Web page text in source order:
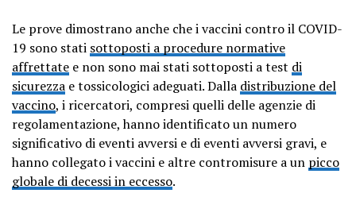
Le prove dimostrano anche che i vaccini contro il COVID-
19 sono stati sottoposti a procedure normative
affrettate e non sono mai stati sottoposti a test di
sicurezza e tossicologici adeguati. Dalla distribuzione del
vaccino, i ricercatori, compresi quelli delle agenzie di
regolamentazione, hanno identificato un numero
significativo di eventi avversi e di eventi avversi gravi, e
hanno collegato i vaccini e altre contromisure a un picco
globale di decessi in eccesso.